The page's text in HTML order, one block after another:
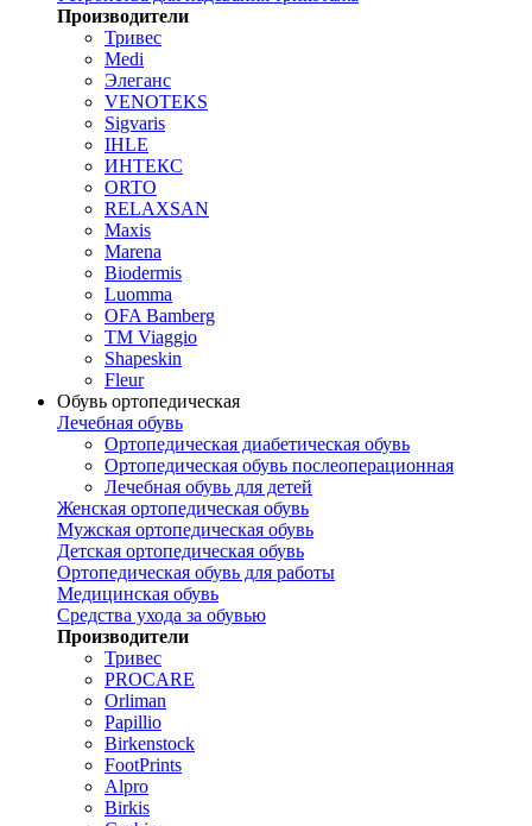
Производители
Тривес
Medi
Элеганс
VENOTEKS
Sigvaris
IHLE
ИНТЕКС
ORTO
RELAXSAN
Maxis
Marena
Biodermis
Luomma
OFA Bamberg
TM Viaggio
Shapeskin
Fleur
Обувь ортопедическая
Лечебная обувь
Ортопедическая диабетическая обувь
Ортопедическая обувь послеоперационная
Лечебная обувь для детей
Женская ортопедическая обувь
Мужская ортопедическая обувь
Детская ортопедическая обувь
Ортопедическая обувь для работы
Медицинская обувь
Средства ухода за обувью
Производители
Тривес
PROCARE
Orliman
Papillio
Birkenstock
FootPrints
Alpro
Birkis